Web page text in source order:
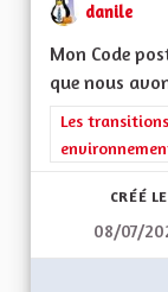
danile
Mon Code
que nous
Filtrer les
Les
CRÉÉ LE
08/07/